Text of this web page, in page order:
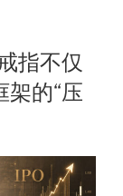
指不仅
架的“压